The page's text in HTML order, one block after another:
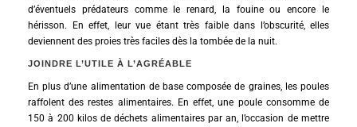
d’éventuels prédateurs comme le renard, la fouine ou encore le
hérisson. En effet, leur vue étant très faible dans l’obscurité, elles
deviennent des proies très faciles dès la tombée de la nuit.
JOINDRE L’UTILE À L’AGRÉABLE
En plus d’une alimentation de base composée de graines, les poules
raffolent des restes alimentaires. En effet, une poule consomme de
150 à 200 kilos de déchets alimentaires par an, l’occasion de mettre